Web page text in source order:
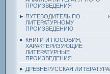
ПРОИЗВЕДЕНИЯ
ПУТЕВОДИТЕЛЬ ПО
ЛИТЕРАТУРНОМУ
ПРОИЗВЕДЕНИЮ
КНИГИ И ПОСОБИЯ,
ХАРАКТЕРИЗУЮЩИЕ
ЛИТЕРАТУРНЫЕ
ПРОИЗВЕДЕНИЯ
ДРЕВНЕРУССКАЯ ЛИТЕРАТУРА